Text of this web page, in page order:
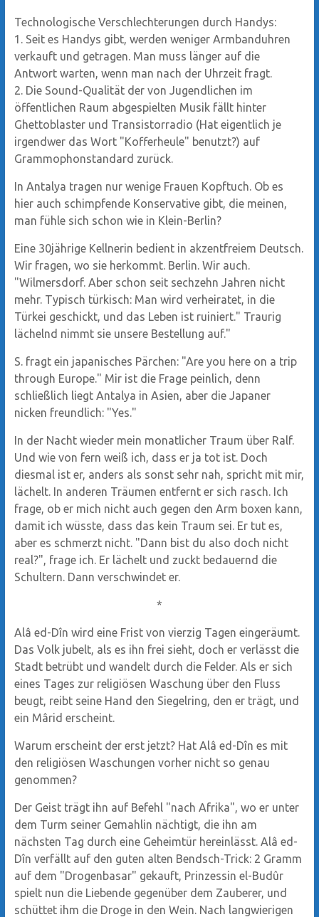
Technologische Verschlechterungen durch Handys:
1. Seit es Handys gibt, werden weniger Armbanduhren
verkauft und getragen. Man muss länger auf die
Antwort warten, wenn man nach der Uhrzeit fragt.
2. Die Sound-Qualität der von Jugendlichen im
öffentlichen Raum abgespielten Musik fällt hinter
Ghettoblaster und Transistorradio (Hat eigentlich je
irgendwer das Wort "Kofferheule" benutzt?) auf
Grammophonstandard zurück.
In Antalya tragen nur wenige Frauen Kopftuch. Ob es
hier auch schimpfende Konservative gibt, die meinen,
man fühle sich schon wie in Klein-Berlin?
Eine 30jährige Kellnerin bedient in akzentfreiem Deutsch.
Wir fragen, wo sie herkommt. Berlin. Wir auch.
"Wilmersdorf. Aber schon seit sechzehn Jahren nicht
mehr. Typisch türkisch: Man wird verheiratet, in die
Türkei geschickt, und das Leben ist ruiniert." Traurig
lächelnd nimmt sie unsere Bestellung auf."
S. fragt ein japanisches Pärchen: "Are you here on a trip
through Europe." Mir ist die Frage peinlich, denn
schließlich liegt Antalya in Asien, aber die Japaner
nicken freundlich: "Yes."
In der Nacht wieder mein monatlicher Traum über Ralf.
Und wie von fern weiß ich, dass er ja tot ist. Doch
diesmal ist er, anders als sonst sehr nah, spricht mit mir,
lächelt. In anderen Träumen entfernt er sich rasch. Ich
frage, ob er mich nicht auch gegen den Arm boxen kann,
damit ich wüsste, dass das kein Traum sei. Er tut es,
aber es schmerzt nicht. "Dann bist du also doch nicht
real?", frage ich. Er lächelt und zuckt bedauernd die
Schultern. Dann verschwindet er.
*
Alâ ed-Dîn wird eine Frist von vierzig Tagen eingeräumt.
Das Volk jubelt, als es ihn frei sieht, doch er verlässt die
Stadt betrübt und wandelt durch die Felder. Als er sich
eines Tages zur religiösen Waschung über den Fluss
beugt, reibt seine Hand den Siegelring, den er trägt, und
ein Mârid erscheint.
Warum erscheint der erst jetzt? Hat Alâ ed-Dîn es mit
den religiösen Waschungen vorher nicht so genau
genommen?
Der Geist trägt ihn auf Befehl "nach Afrika", wo er unter
dem Turm seiner Gemahlin nächtigt, die ihn am
nächsten Tag durch eine Geheimtür hereinlässt. Alâ ed-
Dîn verfällt auf den guten alten Bendsch-Trick: 2 Gramm
auf dem "Drogenbasar" gekauft, Prinzessin el-Budûr
spielt nun die Liebende gegenüber dem Zauberer, und
schüttet ihm die Droge in den Wein. Nach langwierigen